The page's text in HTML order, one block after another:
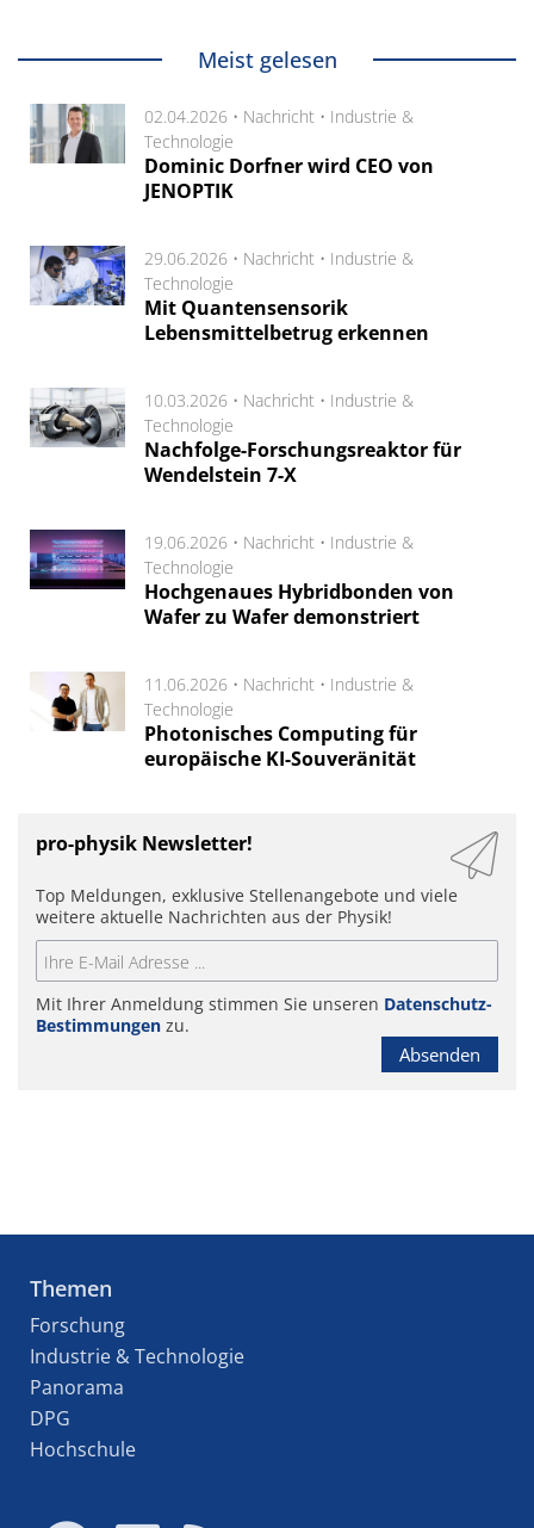
Meist gelesen
02.04.2026 • Nachricht • Industrie &
Technologie
Dominic Dorfner wird CEO von
JENOPTIK
29.06.2026 • Nachricht • Industrie &
Technologie
Mit Quantensensorik
Lebensmittelbetrug erkennen
10.03.2026 • Nachricht • Industrie &
Technologie
Nachfolge-Forschungsreaktor für
Wendelstein 7-X
19.06.2026 • Nachricht • Industrie &
Technologie
Hochgenaues Hybridbonden von
Wafer zu Wafer demonstriert
11.06.2026 • Nachricht • Industrie &
Technologie
Photonisches Computing für
europäische KI-Souveränität
pro-physik Newsletter!
Top Meldungen, exklusive Stellenangebote und viele
weitere aktuelle Nachrichten aus der Physik!
Mit Ihrer Anmeldung stimmen Sie unseren Datenschutz-
Bestimmungen zu.
Absenden
Themen
Forschung
Industrie & Technologie
Panorama
DPG
Hochschule